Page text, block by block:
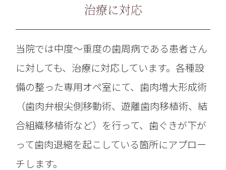
治療に対応
当院では中度～重度の歯周病である患者さん
に対しても、治療に対応しています。各種設
備の整った専用オペ室にて、歯肉増大形成術
（歯肉弁根尖側移動術、遊離歯肉移植術、結
合組織移植術など）を行って、歯ぐきが下が
って歯肉退縮を起こしている箇所にアプロー
チします。